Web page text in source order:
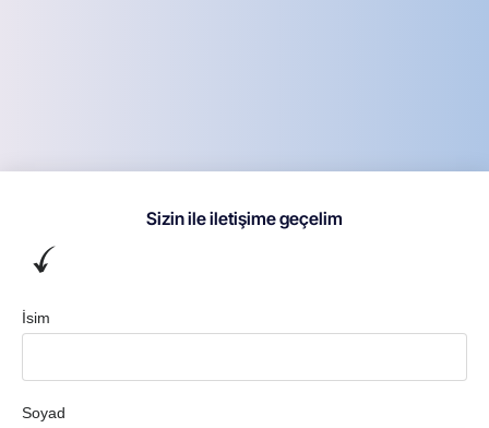
Sizin ile iletişime geçelim
İsim
Soyad